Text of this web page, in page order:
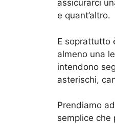
assicurarci
e quant’altro.
E soprattutto
almeno una
intendono
asterischi,
Prendiamo
semplice che